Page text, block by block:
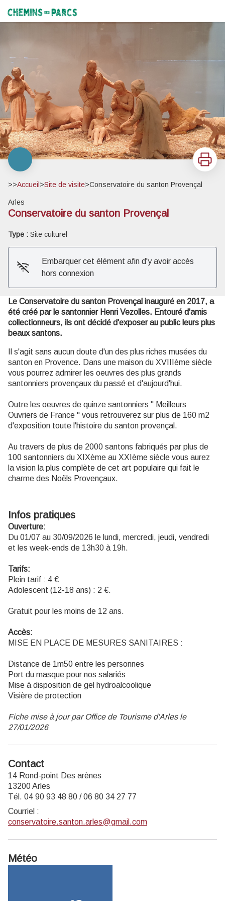
Chemins des Parcs
Imprimer
>>Accueil>Site de visite>Conservatoire du santon Provençal
Arles
Conservatoire du santon Provençal
Type : Site culturel
Embarquer cet élément afin d'y avoir accès
hors connexion
Le Conservatoire du santon Provençal inauguré en 2017, a
été créé par le santonnier Henri Vezolles. Entouré d'amis
collectionneurs, ils ont décidé d'exposer au public leurs plus
beaux santons.
Il s'agit sans aucun doute d'un des plus riches musées du
santon en Provence. Dans une maison du XVIIIème siècle
vous pourrez admirer les oeuvres des plus grands
santonniers provençaux du passé et d'aujourd'hui.
Outre les oeuvres de quinze santonniers " Meilleurs
Ouvriers de France " vous retrouverez sur plus de 160 m2
d'exposition toute l'histoire du santon provençal.
Au travers de plus de 2000 santons fabriqués par plus de
100 santonniers du XIXème au XXIème siècle vous aurez
la vision la plus complète de cet art populaire qui fait le
charme des Noëls Provençaux.
Infos pratiques
Ouverture:
Du 01/07 au 30/09/2026 le lundi, mercredi, jeudi, vendredi
et les week-ends de 13h30 à 19h.
Tarifs:
Plein tarif : 4 €
Adolescent (12-18 ans) : 2 €.
Gratuit pour les moins de 12 ans.
Accès:
MISE EN PLACE DE MESURES SANITAIRES :
Distance de 1m50 entre les personnes
Port du masque pour nos salariés
Mise à disposition de gel hydroalcoolique
Visière de protection
Fiche mise à jour par Office de Tourisme d'Arles le
27/01/2026
Contact
14 Rond-point Des arènes
13200 Arles
Tél. 04 90 93 48 80 / 06 80 34 27 77
Courriel :
conservatoire.santon.arles@gmail.com
Météo